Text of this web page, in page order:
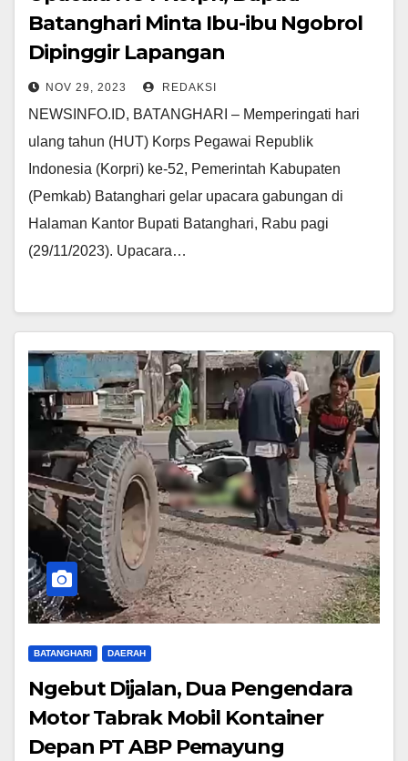
Batanghari Minta Ibu-ibu Ngobrol
Dipinggir Lapangan
NOV 29, 2023 REDAKSI
NEWSINFO.ID, BATANGHARI – Memperingati hari
ulang tahun (HUT) Korps Pegawai Republik
Indonesia (Korpri) ke-52, Pemerintah Kabupaten
(Pemkab) Batanghari gelar upacara gabungan di
Halaman Kantor Bupati Batanghari, Rabu pagi
(29/11/2023). Upacara…
BATANGHARI DAERAH
Ngebut Dijalan, Dua Pengendara
Motor Tabrak Mobil Kontainer
Depan PT ABP Pemayung